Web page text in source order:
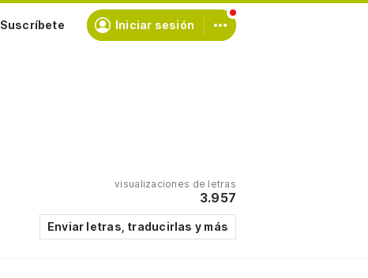
Suscríbete Iniciar sesión
visualizaciones de letras
3.957
Enviar letras, traducirlas y más